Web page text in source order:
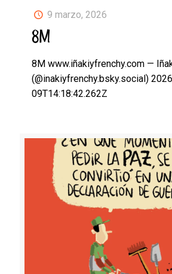
9 marzo, 2026
8M
8M www.iñakiyfrenchy.com —
(@inakiyfrenchy.bsky.social)
09T14:18:42.262Z